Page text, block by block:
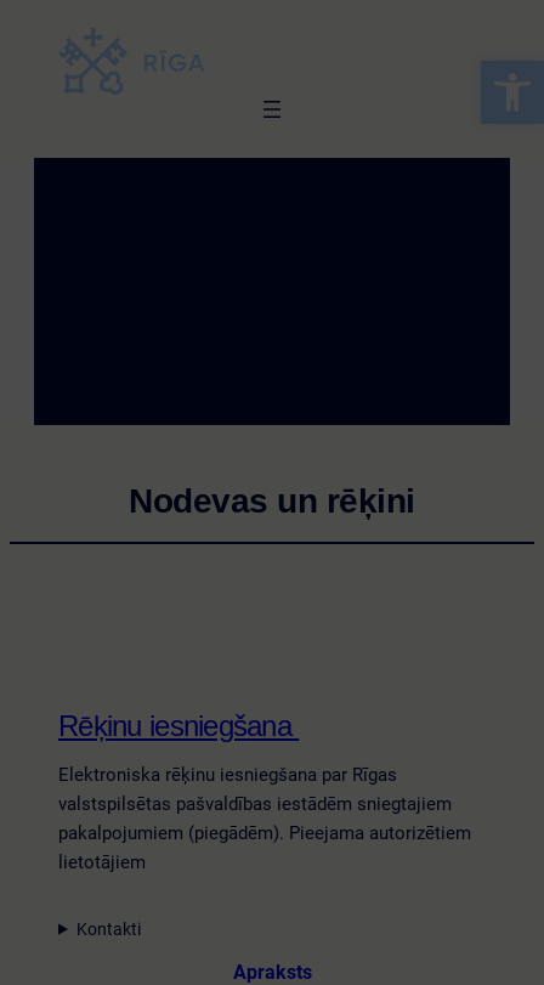
content
Nodevas un rēķini
Rēķinu iesniegšana
Elektroniska rēķinu iesniegšana par Rīgas
valstspilsētas pašvaldības iestādēm sniegtajiem
pakalpojumiem (piegādēm). Pieejama autorizētiem
lietotājiem
Kontakti
Apraksts